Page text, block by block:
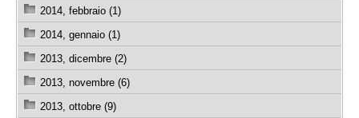
2014, febbraio (1)
2014, gennaio (1)
2013, dicembre (2)
2013, novembre (6)
2013, ottobre (9)